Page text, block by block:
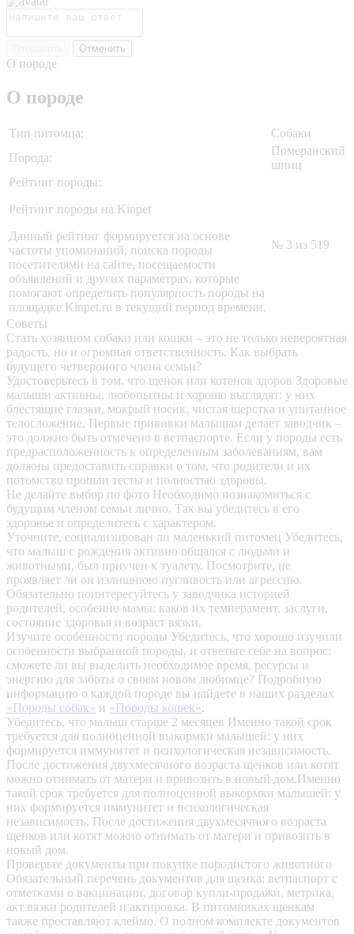
Отменить
О породе
О породе
Тип питомца:
Собаки
Порода:
Померанский
шпиц
Рейтинг породы:
Рейтинг породы на Kinpet
Данный рейтинг формируется на основе
частоты упоминаний, поиска породы
посетителями на сайте, посещаемости
объявлений и других параметрах, которые
помогают определить популярность породы на
площадке Kinpet.ru в текущий период времени.
№ 3 из 519
Советы
Стать хозяином собаки или кошки – это не только невероятная
радость, но и огромная ответственность. Как выбрать
будущего четвероного члена семьи?
Удостоверьтесь в том, что щенок или котенок здоров Здоровые
малыши активны, любопытны и хорошо выглядят: у них
блестящие глазки, мокрый носик, чистая шерстка и упитанное
телосложение. Первые прививки малышам делает заводчик –
это должно быть отмечено в ветпаспорте. Если у породы есть
предрасположенность к определенным заболеваниям, вам
должны предоставить справки о том, что родители и их
потомство прошли тесты и полностью здоровы.
Не делайте выбор по фото Необходимо познакомиться с
будущим членом семьи лично. Так вы убедитесь в его
здоровье и определитесь с характером.
Уточните, социализирован ли маленький питомец Убедитесь,
что малыш с рождения активно общался с людьми и
животными, был приучен к туалету. Посмотрите, не
проявляет ли он излишнюю пугливость или агрессию.
Обязательно поинтересуйтесь у заводчика историей
родителей, особенно мамы: каков их темперамент, заслуги,
состояние здоровья и возраст вязки.
Изучите особенности породы Убедитесь, что хорошо изучили
особенности выбранной породы, и ответьте себе на вопрос:
сможете ли вы выделить необходимое время, ресурсы и
энергию для заботы о своем новом любимце? Подробную
информацию о каждой породе вы найдете в наших разделах
«Породы собак» и «Породы кошек».
Убедитесь, что малыш старше 2 месяцев Именно такой срок
требуется для полноценной выкормки малышей: у них
формируется иммунитет и психологическая независимость.
После достижения двухмесячного возраста щенков или котят
можно отнимать от матери и привозить в новый дом.Именно
такой срок требуется для полноценной выкормки малышей: у
них формируется иммунитет и психологическая
независимость. После достижения двухмесячного возраста
щенков или котят можно отнимать от матери и привозить в
новый дом.
Проверьте документы при покупке породистого животного
Обязательный перечень документов для щенка: ветпаспорт с
отметками о вакцинации, договор купли-продажи, метрика,
акт вязки родителей и актировка. В питомниках щенкам
также проставляют клеймо. О полном комплекте документов